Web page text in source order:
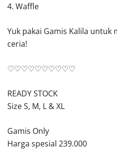
4. Waffle
Yuk pakai Gamis Kalila untuk
ceria!
♡♡♡♡♡♡♡♡♡♡
READY STOCK
Size S, M, L & XL
Gamis Only
Harga spesial 239.000